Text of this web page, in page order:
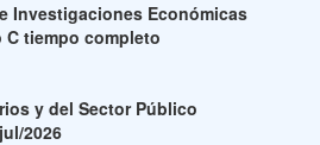
Investigaciones Económicas
tiempo completo
y del Sector Público
2026